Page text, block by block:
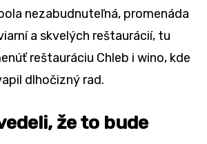
nezabudnuteľná, promenáda
a skvelých reštaurácií, tu
reštauráciu Chleb i wino, kde
dlhočizný rad.
že to bude